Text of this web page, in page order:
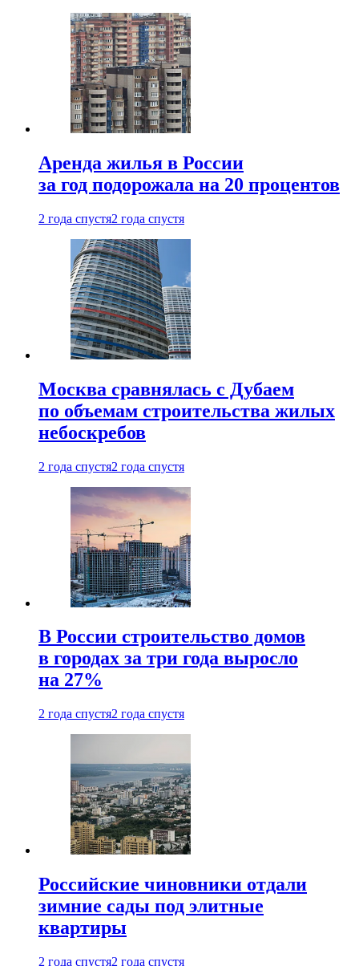
Аренда жилья в России
за год подорожала на 20 процентов
2 года спустя2 года спустя
Москва сравнялась с Дубаем
по объемам строительства жилых
небоскребов
2 года спустя2 года спустя
В России строительство домов
в городах за три года выросло
на 27%
2 года спустя2 года спустя
Российские чиновники отдали
зимние сады под элитные
квартиры
2 года спустя2 года спустя